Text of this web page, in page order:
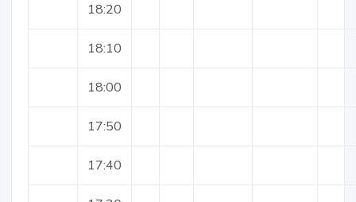
18:20
18:10
18:00
17:50
17:40